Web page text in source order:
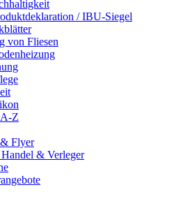
/ IBU-Siegel
von Fliesen
A-Z
Flyer
& Verleger